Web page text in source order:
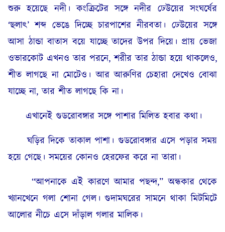
শুরু হয়েছে নদী। কংক্রিটের সঙ্গে নদীর ঢেউয়ের সংঘর্ষের
‘ছলাৎ’ শব্দ ভেঙে দিচ্ছে চারপাশের নীরবতা। ঢেউয়ের সঙ্গে
আসা ঠান্ডা বাতাস বয়ে যাচ্ছে তাদের উপর দিয়ে। প্রায় ভেজা
ওভারকোট এখনও তার পরনে, শরীর তার ঠান্ডা হয়ে থাকলেও,
শীত লাগছে না মোটেও। আর আরুণির চেহারা দেখেও বোঝা
যাচ্ছে না, তার শীত লাগছে কি না।
এখানেই গুডরোবঙ্গার সঙ্গে পাশার মিলিত হবার কথা।
ঘড়ির দিকে তাকাল পাশা। গুডরোবঙ্গার এসে পড়ার সময়
হয়ে গেছে। সময়ের কোনও হেরফের করে না তারা।
“আপনাকে এই কারণে আমার পছন্দ,” অন্ধকার থেকে
খ্যানখেনে গলা শোনা গেল। গুদামঘরের সামনে থাকা মিটমিটে
আলোর নীচে এসে দাঁড়াল গলার মালিক।